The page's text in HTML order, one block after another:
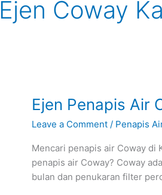
Ejen Coway
Ejen Penapis Air
Leave a Comment / Penapis
Mencari penapis air Coway di
penapis air Coway? Coway
bulan dan penukaran filter
Ejen
Penapis
Air
Coway
Kampung
Baru